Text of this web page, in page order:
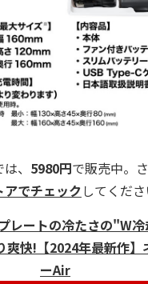
、 5980円で販売中。
アでチェックしてくださ
レートの冷たさの"W
爽快!【2024年最新作】
ーAir